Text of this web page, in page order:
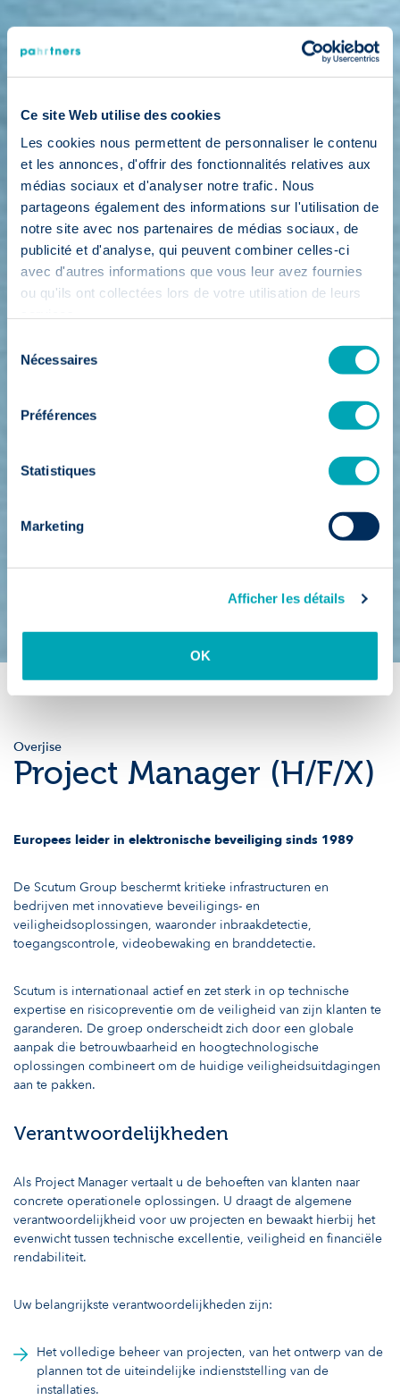
Ce site Web utilise des cookies
Les cookies nous permettent de personnaliser le contenu
et les annonces, d'offrir des fonctionnalités relatives aux
médias sociaux et d'analyser notre trafic. Nous
partageons également des informations sur l'utilisation de
notre site avec nos partenaires de médias sociaux, de
publicité et d'analyse, qui peuvent combiner celles-ci
avec d'autres informations que vous leur avez fournies
ou qu'ils ont collectées lors de votre utilisation de leurs
Nécessaires
Préférences
Statistiques
Marketing
Afficher les détails
OK
Overjise
Project Manager (H/F/X)
Europees leider in elektronische beveiliging sinds 1989
De Scutum Group beschermt kritieke infrastructuren en
bedrijven met innovatieve beveiligings- en
veiligheidsoplossingen, waaronder inbraakdetectie,
toegangscontrole, videobewaking en branddetectie.
Scutum is internationaal actief en zet sterk in op technische
expertise en risicopreventie om de veiligheid van zijn klanten te
garanderen. De groep onderscheidt zich door een globale
aanpak die betrouwbaarheid en hoogtechnologische
oplossingen combineert om de huidige veiligheidsuitdagingen
aan te pakken.
Verantwoordelijkheden
Als Project Manager vertaalt u de behoeften van klanten naar
concrete operationele oplossingen. U draagt de algemene
verantwoordelijkheid voor uw projecten en bewaakt hierbij het
evenwicht tussen technische excellentie, veiligheid en financiële
rendabiliteit.
Uw belangrijkste verantwoordelijkheden zijn:
Het volledige beheer van projecten, van het ontwerp van de
plannen tot de uiteindelijke indienststelling van de
installaties.